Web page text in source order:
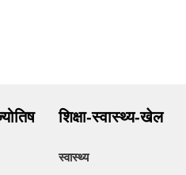
शिक्षा-स्वास्थ्य-खेल
स्वास्थ्य